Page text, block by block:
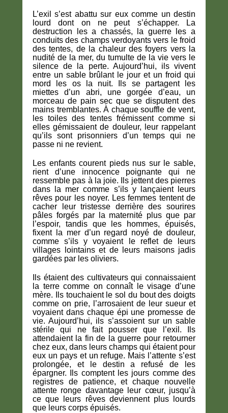
L’exil s’est abattu sur eux comme un destin
lourd dont on ne peut s’échapper. La
destruction les a chassés, la guerre les a
conduits des champs verdoyants vers le froid
des tentes, de la chaleur des foyers vers la
nudité de la mer, du tumulte de la vie vers le
silence de la perte. Aujourd’hui, ils vivent
entre un sable brûlant le jour et un froid qui
mord les os la nuit. Ils se partagent les
miettes d’un abri, une gorgée d’eau, un
morceau de pain sec que se disputent des
mains tremblantes. À chaque souffle de vent,
les toiles des tentes frémissent comme si
elles gémissaient de douleur, leur rappelant
qu’ils sont prisonniers d’un temps qui ne
passe ni ne revient.
Les enfants courent pieds nus sur le sable,
rient d’une innocence poignante qui ne
ressemble pas à la joie. Ils jettent des pierres
dans la mer comme s’ils y lançaient leurs
rêves pour les noyer. Les femmes tentent de
cacher leur tristesse derrière des sourires
pâles forgés par la maternité plus que par
l’espoir, tandis que les hommes, épuisés,
fixent la mer d’un regard noyé de douleur,
comme s’ils y voyaient le reflet de leurs
villages lointains et de leurs maisons jadis
gardées par les oliviers.
Ils étaient des cultivateurs qui connaissaient
la terre comme on connaît le visage d’une
mère. Ils touchaient le sol du bout des doigts
comme on prie, l’arrosaient de leur sueur et
voyaient dans chaque épi une promesse de
vie. Aujourd’hui, ils s’assoient sur un sable
stérile qui ne fait pousser que l’exil. Ils
attendaient la fin de la guerre pour retourner
chez eux, dans leurs champs qui étaient pour
eux un pays et un refuge. Mais l’attente s’est
prolongée, et le destin a refusé de les
épargner. Ils comptent les jours comme des
registres de patience, et chaque nouvelle
attente ronge davantage leur cœur, jusqu’à
ce que leurs rêves deviennent plus lourds
que leurs corps épuisés.